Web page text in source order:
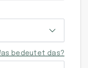
bedeutet das?